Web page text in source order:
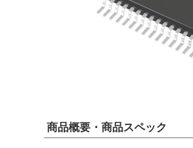
商品概要・商品スペック